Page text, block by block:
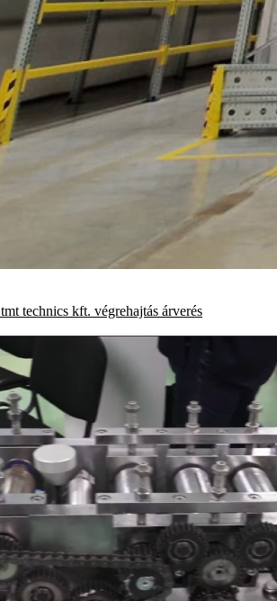
tmt technics kft. végrehajtás árverés